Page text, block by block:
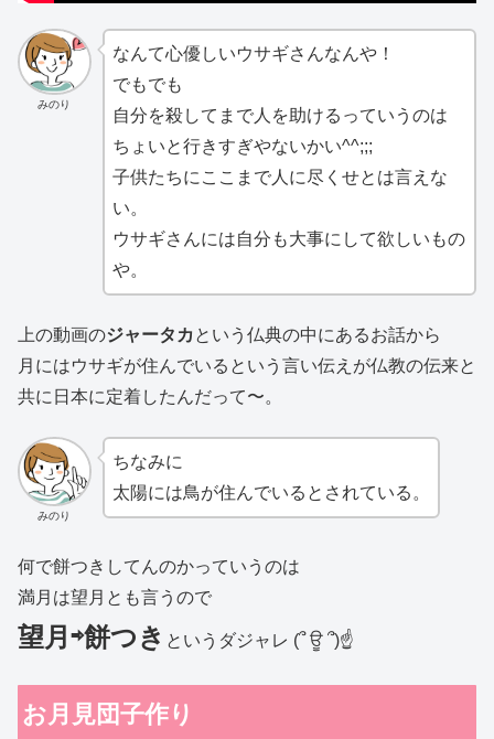
みのり
なんて心優しいウサギさんなんや！
でもでも
自分を殺してまで人を助けるっていうのは
ちょいと行きすぎやないかい^^;;;
子供たちにここまで人に尽くせとは言えな
い。
ウサギさんには自分も大事にして欲しいもの
や。
上の動画のジャータカ という仏典の中にあるお話から
月にはウサギが住んでいるという言い伝えが仏教の伝来と
共に日本に定着したんだって〜。
みのり
ちなみに
太陽には鳥が住んでいるとされている。
何で餅つきしてんのかっていうのは
満月は望月とも言うので
望月⇨餅つき というダジャレ (՞ ਊ ՞)☝
お月見団子作り